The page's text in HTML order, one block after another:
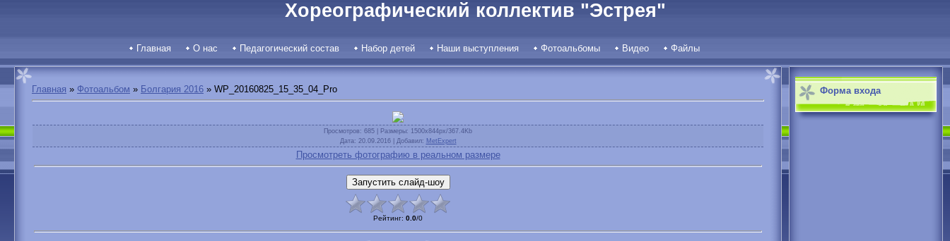
Хореографический коллектив "Эстрея"
Главная О нас Педагогический состав Набор детей Наши выступления Фотоальбомы Видео Файлы
Главная » Фотоальбом » Болгария 2016 » WP_20160825_15_35_04_Pro
Просмотров: 685 | Размеры: 1500x844px/367.4Kb
Дата: 20.09.2016 | Добавил: MetExpert
Просмотреть фотографию в реальном размере
Рейтинг: 0.0/0
Форма входа